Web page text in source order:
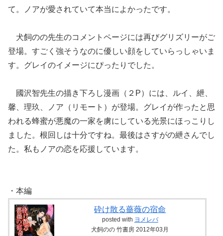
て。ノアが愛されていて本当によかったです。
犬飼のの先生のコメントページには再びグリズリーがご
登場。すごく強そうなのに優しい顔をしていらっしゃいま
す。グレイのイメージにぴったりでした。
國沢智先生の描き下ろし漫画（２P）には、ルイ、紲、
馨、理玖、ノア（リモート）が登場。グレイが作ったと思
われる蜂蜜が悪魔の一家を虜にしている光景にほっこりし
ました。根回しは十分ですね。最後はさすがの紲さんでし
た。私もノアの恋を応援しています。
・本編
砕け散る薔薇の宿命
posted with ヨメレバ
犬飼のの 竹書房 2012年03月